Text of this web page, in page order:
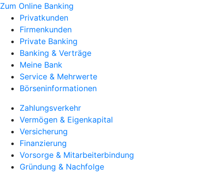
Zum Online Banking
Privatkunden
Firmenkunden
Private Banking
Banking & Verträge
Meine Bank
Service & Mehrwerte
Börseninformationen
Zahlungsverkehr
Vermögen & Eigenkapital
Versicherung
Finanzierung
Vorsorge & Mitarbeiterbindung
Gründung & Nachfolge